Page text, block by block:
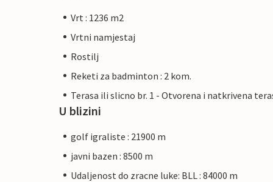
Vrt : 1236 m2
Vrtni namjestaj
Rostilj
Reketi za badminton : 2 kom.
Terasa ili slicno br. 1 - Otvorena i natkrivena
U blizini
golf igraliste : 21900 m
javni bazen : 8500 m
Udaljenost do zracne luke: BLL : 84000 m